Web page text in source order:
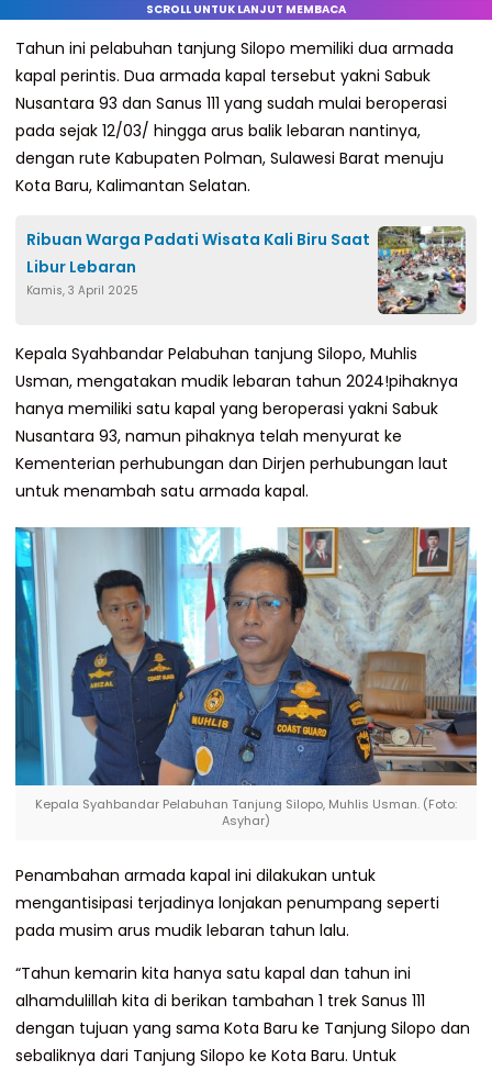
SCROLL UNTUK LANJUT MEMBACA
Tahun ini pelabuhan tanjung Silopo memiliki dua armada
kapal perintis. Dua armada kapal tersebut yakni Sabuk
Nusantara 93 dan Sanus 111 yang sudah mulai beroperasi
pada sejak 12/03/ hingga arus balik lebaran nantinya,
dengan rute Kabupaten Polman, Sulawesi Barat menuju
Kota Baru, Kalimantan Selatan.
Ribuan Warga Padati Wisata Kali Biru Saat
Libur Lebaran
Kamis, 3 April 2025
Kepala Syahbandar Pelabuhan tanjung Silopo, Muhlis
Usman, mengatakan mudik lebaran tahun 2024!pihaknya
hanya memiliki satu kapal yang beroperasi yakni Sabuk
Nusantara 93, namun pihaknya telah menyurat ke
Kementerian perhubungan dan Dirjen perhubungan laut
untuk menambah satu armada kapal.
Kepala Syahbandar Pelabuhan Tanjung Silopo, Muhlis Usman. (Foto:
Asyhar)
Penambahan armada kapal ini dilakukan untuk
mengantisipasi terjadinya lonjakan penumpang seperti
pada musim arus mudik lebaran tahun lalu.
“Tahun kemarin kita hanya satu kapal dan tahun ini
alhamdulillah kita di berikan tambahan 1 trek Sanus 111
dengan tujuan yang sama Kota Baru ke Tanjung Silopo dan
sebaliknya dari Tanjung Silopo ke Kota Baru. Untuk